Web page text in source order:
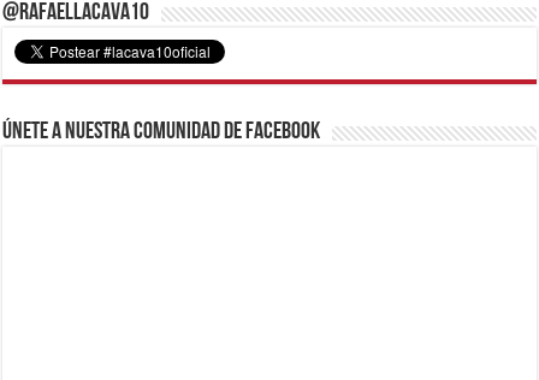
@RafaelLacava10
Únete a nuestra comunidad de Facebook